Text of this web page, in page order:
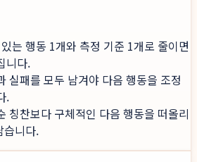
는 행동 1개와 측정 기준 1개로 줄이면
니다.
실패를 모두 남겨야 다음 행동을 조정
.
칭찬보다 구체적인 다음 행동을 떠올리
습니다.